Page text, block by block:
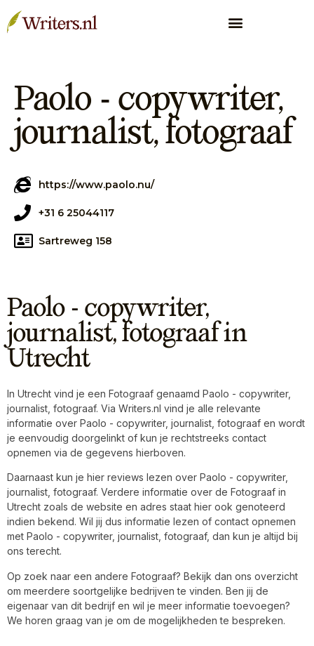
Paolo - copywriter,
journalist, fotograaf
https://www.paolo.nu/
+31 6 25044117
Sartreweg 158
Paolo - copywriter,
journalist, fotograaf in
Utrecht
In Utrecht vind je een Fotograaf genaamd Paolo - copywriter,
journalist, fotograaf. Via Writers.nl vind je alle relevante
informatie over Paolo - copywriter, journalist, fotograaf en wordt
je eenvoudig doorgelinkt of kun je rechtstreeks contact
opnemen via de gegevens hierboven.
Daarnaast kun je hier reviews lezen over Paolo - copywriter,
journalist, fotograaf. Verdere informatie over de Fotograaf in
Utrecht zoals de website en adres staat hier ook genoteerd
indien bekend. Wil jij dus informatie lezen of contact opnemen
met Paolo - copywriter, journalist, fotograaf, dan kun je altijd bij
ons terecht.
Op zoek naar een andere Fotograaf? Bekijk dan ons overzicht
om meerdere soortgelijke bedrijven te vinden. Ben jij de
eigenaar van dit bedrijf en wil je meer informatie toevoegen?
We horen graag van je om de mogelijkheden te bespreken.